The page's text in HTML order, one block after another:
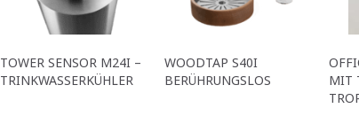
TOWER SENSOR M24I –
TRINKWASSERKÜHLER
WOODTAP S40I
BERÜHRUNGSLOS
MIT